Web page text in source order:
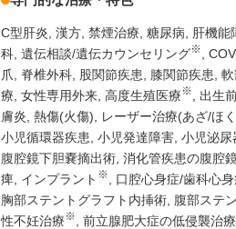
C型肝炎 漢方 禁煙治療 糖尿病 肝機能
科 遺伝相談/遺伝カウンセリング※
爪
脊椎外科 股関節疾患 膝関節疾患
療 女性専用外来 高度生殖医療※ 出生
膚炎 熱傷(火傷) レーザー治療(あざ/ほ
小児循環器疾患 小児発達障害 小児泌尿
腹腔鏡下胆嚢摘出術 消化管疾患の腹腔
痺 インプラント ※ 口腔心身症/歯科心身
胸部ステントグラフト内挿術 腹部ステ
性不妊治療※ 前立腺肥大症の低侵襲治療